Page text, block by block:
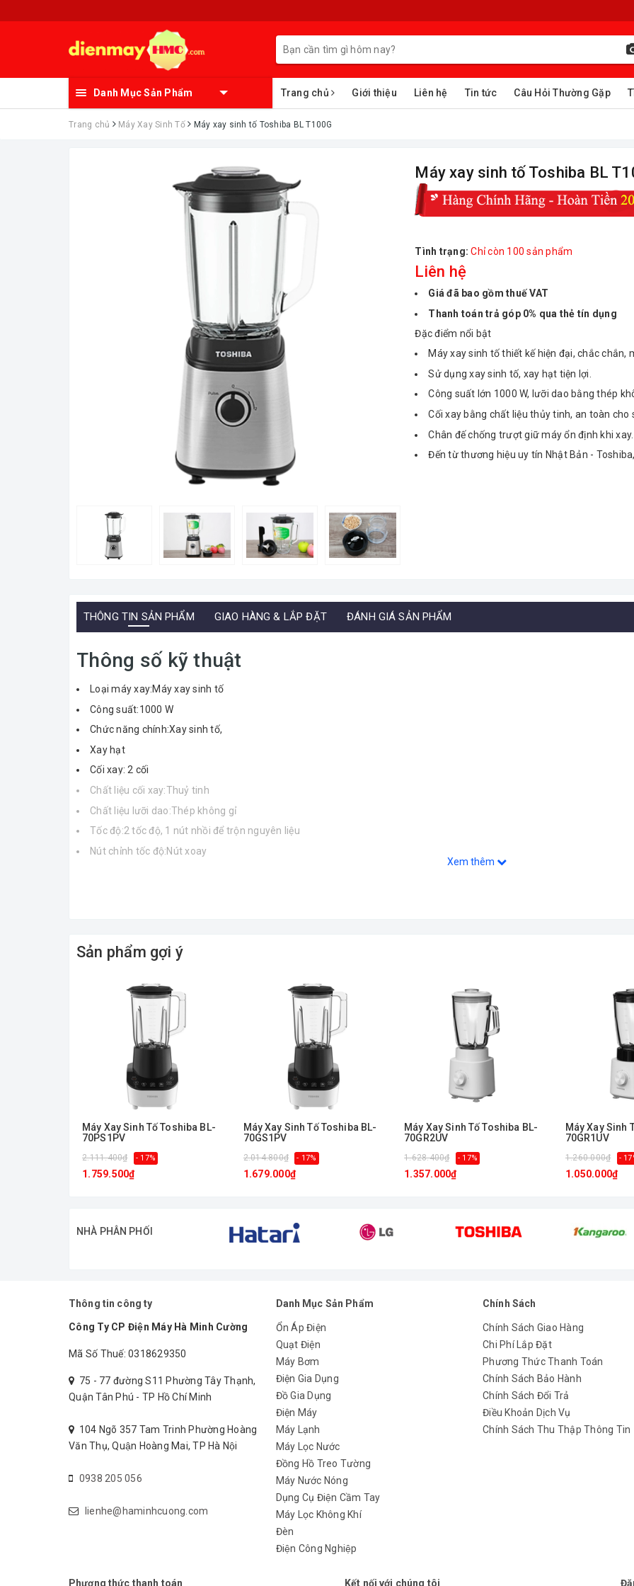
Danh Mục Sản Phẩm Trang chủ Giới thiệu Liên hệ Tin tức Câu Hỏi Thường Gặp
Trang chủ Máy Xay Sinh Tố Máy xay sinh tố Toshiba BL T100G
Máy xay sinh tố Toshiba BL
Tình trạng: Chỉ còn 100 sản phẩm
Liên hệ
Giá đã bao gồm thuế VAT
Thanh toán trả góp 0% qua thẻ tín dụng
Đặc điểm nổi bật
Máy xay sinh tố thiết kế hiện đại, chắc chắn,
Sử dụng xay sinh tố, xay hạt tiện lợi.
Công suất lớn 1000 W, lưỡi dao bằng thép
Cối xay bằng chất liệu thủy tinh, an toàn cho
Chân đế chống trượt giữ máy ổn định khi xay.
Đến từ thương hiệu uy tín Nhật Bản -
THÔNG TIN SẢN PHẨM GIAO HÀNG & LẮP ĐẶT ĐÁNH GIÁ SẢN PHẨM
Thông số kỹ thuật
Loại máy xay:Máy xay sinh tố
Công suất:1000 W
Chức năng chính:Xay sinh tố,
Xay hạt
Cối xay: 2 cối
Chất liệu cối xay:Thuỷ tinh
Chất liệu lưỡi dao:Thép không gỉ
Tốc độ:2 tốc độ, 1 nút nhồi để trộn nguyên liệu
Nút chỉnh tốc độ:Nút xoay
thiết kế sang trọng, hiện đại, tôn vinh vẻ đẹp
Xem thêm
Sản phẩm gợi ý
Máy Xay Sinh Tố Toshiba BL-
70PS1PV
2.111.400₫ - 17%
1.759.500₫
Máy Xay Sinh Tố Toshiba BL-
70GS1PV
2.014.800₫ - 17%
1.679.000₫
Máy Xay Sinh Tố Toshiba BL-
70GR2UV
1.628.400₫ - 17%
1.357.000₫
Máy Xay Sinh
70GR1UV
1.260.000₫ -
1.050.000₫
NHÀ PHÂN PHỐI
Thông tin công ty
Công Ty CP Điện Máy Hà Minh Cường
Mã Số Thuế: 0318629350
75 - 77 đường S11 Phường Tây Thạnh,
Quận Tân Phú - TP Hồ Chí Minh
104 Ngõ 357 Tam Trinh Phường Hoàng
Văn Thụ, Quận Hoàng Mai, TP Hà Nội
0938 205 056
lienhe@haminhcuong.com
Danh Mục Sản Phẩm
Ổn Áp Điện
Quạt Điện
Máy Bơm
Điện Gia Dụng
Đồ Gia Dụng
Điện Máy
Máy Lạnh
Máy Lọc Nước
Đồng Hồ Treo Tường
Máy Nước Nóng
Dụng Cụ Điện Cầm Tay
Máy Lọc Không Khí
Đèn
Điện Công Nghiệp
Chính Sách
Chính Sách Giao Hàng
Chi Phí Lắp Đặt
Phương Thức Thanh Toán
Chính Sách Bảo Hành
Chính Sách Đổi Trả
Điều Khoản Dịch Vụ
Chính Sách Thu Thập Thông Tin
Phương thức thanh toán Kết nối với chúng tôi